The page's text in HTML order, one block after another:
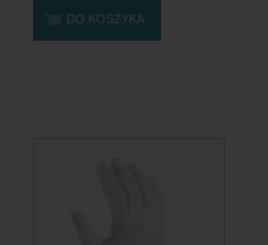
DO KOSZYKA